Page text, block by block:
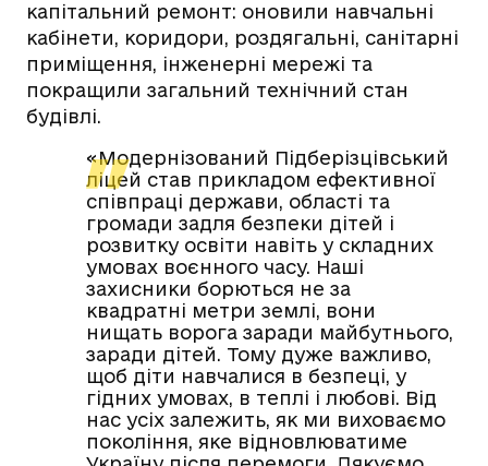
капітальний ремонт: оновили навчальні
кабінети, коридори, роздягальні, санітарні
приміщення, інженерні мережі та
покращили загальний технічний стан
будівлі.
«Модернізований Підберізцівський
ліцей став прикладом ефективної
співпраці держави, області та
громади задля безпеки дітей і
розвитку освіти навіть у складних
умовах воєнного часу. Наші
захисники борються не за
квадратні метри землі, вони
нищать ворога заради майбутнього,
заради дітей. Тому дуже важливо,
щоб діти навчалися в безпеці, у
гідних умовах, в теплі і любові. Від
нас усіх залежить, як ми виховаємо
покоління, яке відновлюватиме